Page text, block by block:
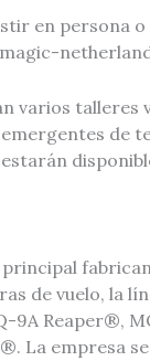
en persona
varios talleres
de
de vuelo, la
9A Reaper®,
La empresa